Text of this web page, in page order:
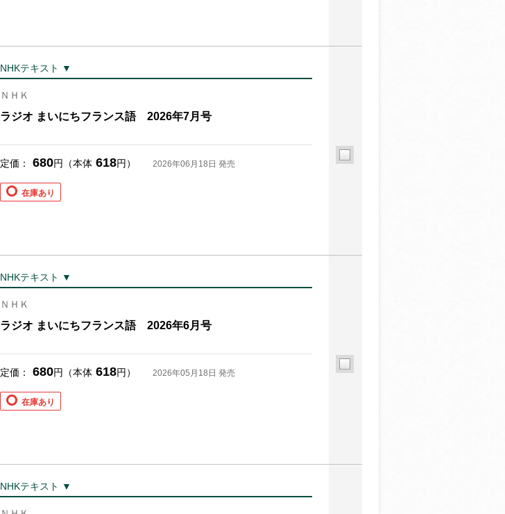
NHKテキスト ▼
ＮＨＫ
ラジオ まいにちフランス語 2026年7月号
定価： 680円（本体 618円） 2026年06月18日 発売
在庫あり
NHKテキスト ▼
ＮＨＫ
ラジオ まいにちフランス語 2026年6月号
定価： 680円（本体 618円） 2026年05月18日 発売
在庫あり
NHKテキスト ▼